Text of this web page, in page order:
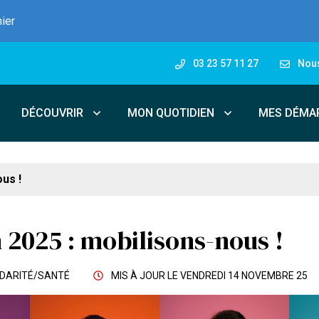
03 23 57 11 27
DÉCOUVRIR MON QUOTIDIEN MES
!
: mobilisons-nous !
/SANTÉ MIS À JOUR LE VENDREDI 14 NOVEMBRE 25